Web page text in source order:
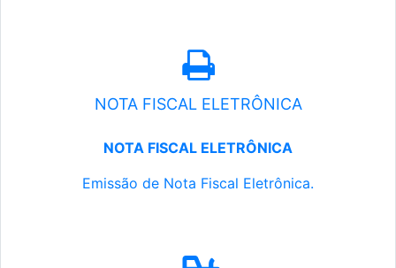
NOTA FISCAL ELETRÔNICA
NOTA FISCAL ELETRÔNICA
Emissão de Nota Fiscal Eletrônica.